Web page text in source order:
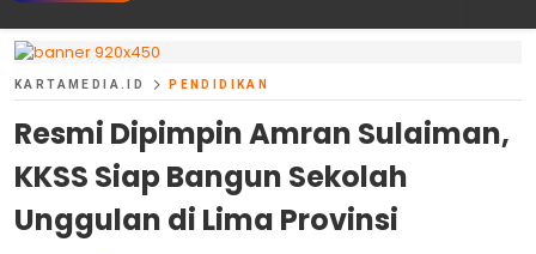
KARTAMEDIA.ID PENDIDIKAN
Resmi Dipimpin Amran Sulaiman,
KKSS Siap Bangun Sekolah
Unggulan di Lima Provinsi